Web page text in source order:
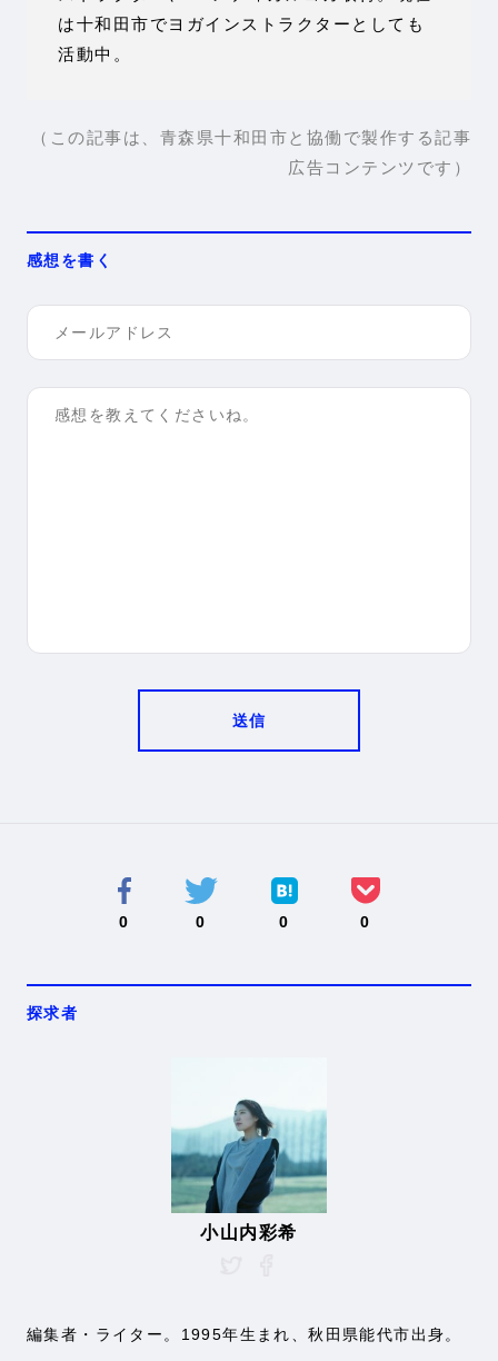
は十和田市でヨガインストラクターとしても
活動中。
（この記事は、青森県十和田市と協働で製作する記事
広告コンテンツです）
感想を書く
送信
0 0 0 0
探求者
小山内彩希
編集者・ライター。1995年生まれ、秋田県能代市出身。